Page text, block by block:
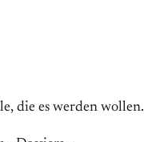
die es werden wollen.